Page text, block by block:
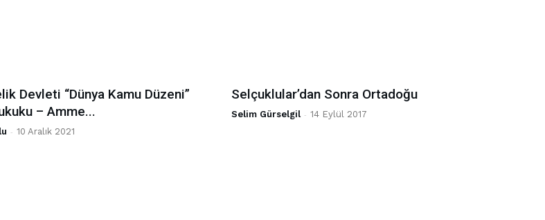
Devleti “Dünya Kamu Düzeni”
– Amme...
- 10 Aralık 2021
Selçuklular’dan Sonra Ortadoğu
Selim Gürselgil - 14 Eylül 2017